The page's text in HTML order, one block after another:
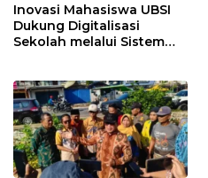
Inovasi Mahasiswa UBSI
Dukung Digitalisasi
Sekolah melalui Sistem